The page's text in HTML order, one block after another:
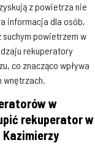
z powietrza nie
informacja dla osób,
powietrzem w
rekuperatory
co znacząco wpływa
wnętrzach.
w
rekuperator w